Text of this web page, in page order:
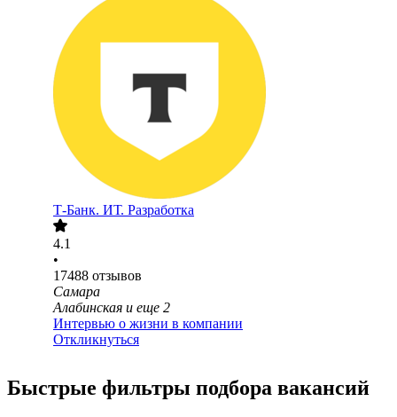
Т-Банк. ИТ. Разработка
4.1
•
17488 отзывов
Самара
Алабинская и еще 2
Интервью о жизни в компании
Откликнуться
Быстрые фильтры подбора вакансий